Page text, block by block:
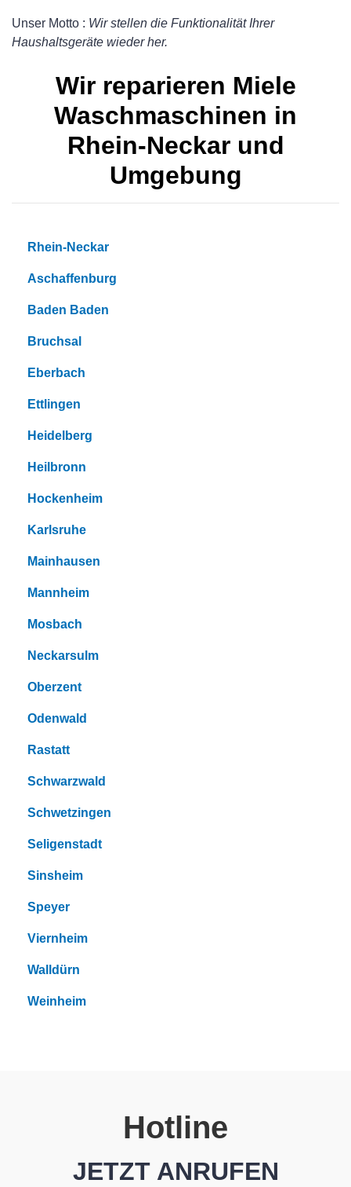
Unser Motto : Wir stellen die Funktionalität Ihrer
Haushaltsgeräte wieder her.
Wir reparieren Miele
Waschmaschinen in
Rhein-Neckar und
Umgebung
Rhein-Neckar
Aschaffenburg
Baden Baden
Bruchsal
Eberbach
Ettlingen
Heidelberg
Heilbronn
Hockenheim
Karlsruhe
Mainhausen
Mannheim
Mosbach
Neckarsulm
Oberzent
Odenwald
Rastatt
Schwarzwald
Schwetzingen
Seligenstadt
Sinsheim
Speyer
Viernheim
Walldürn
Weinheim
Hotline
JETZT ANRUFEN